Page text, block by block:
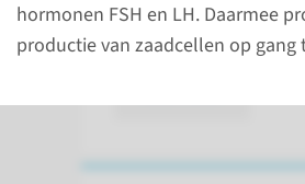
hormonen FSH en LH. Daarmee
productie van zaadcellen op gang
gaan aanmaken.